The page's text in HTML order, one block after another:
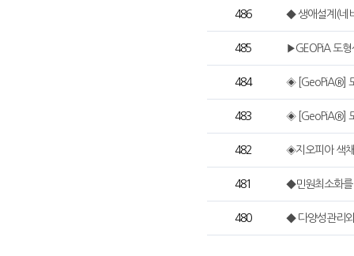
486 ◆ 생애설계(네
485 ▶GEOPiA 도형
484 ◈ [GeoPiA®]
483 ◈ [GeoPiA®]
482 ◈지오피아 색
481 ◆민원최소화를
480 ◆ 다양성관리